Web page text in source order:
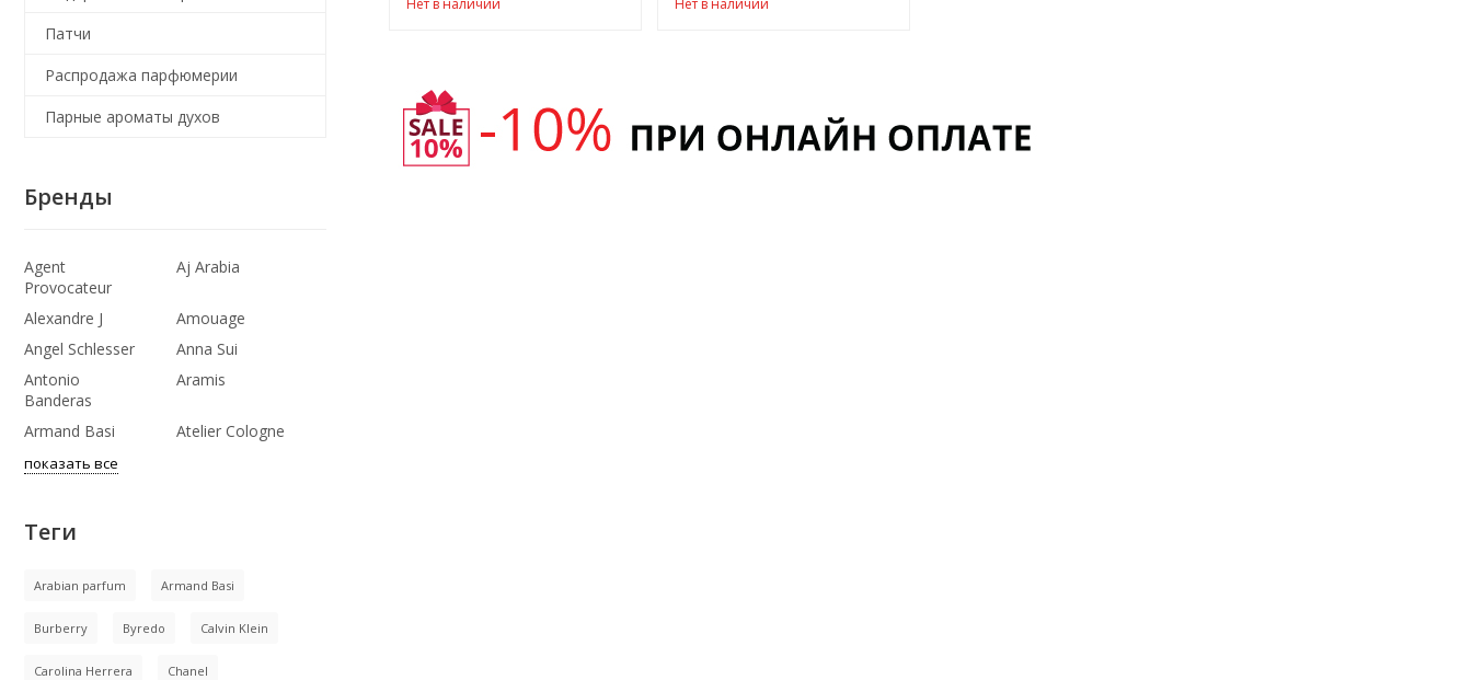
Патчи
Распродажа парфюмерии
Парные ароматы духов
Бренды
Agent
Provocateur
Aj Arabia
Alexandre J
Amouage
Angel Schlesser
Anna Sui
Antonio
Banderas
Aramis
Armand Basi Atelier Cologne
показать все
Теги
Arabian parfum Armand Basi
Burberry Byredo Calvin Klein
Carolina Herrera Chanel